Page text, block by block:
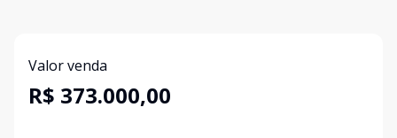
Valor venda
R$ 373.000,00